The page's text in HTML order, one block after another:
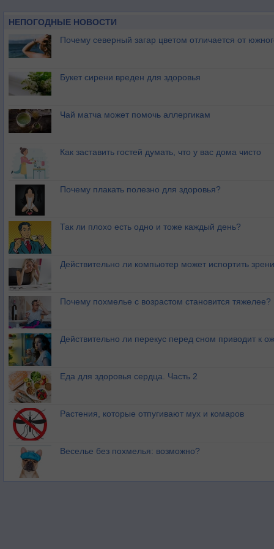
НЕПОГОДНЫЕ НОВОСТИ
Почему северный загар цветом отличается от
Букет сирени вреден для здоровья
Чай матча может помочь аллергикам
Как заставить гостей думать, что у вас дома чисто
Почему плакать полезно для здоровья?
Так ли плохо есть одно и тоже каждый день?
Действительно ли компьютер может испортить
Почему похмелье с возрастом становится тяжелее?
Действительно ли перекус перед сном приводит к
Еда для здоровья сердца. Часть 2
Растения, которые отпугивают мух и комаров
Веселье без похмелья: возможно?